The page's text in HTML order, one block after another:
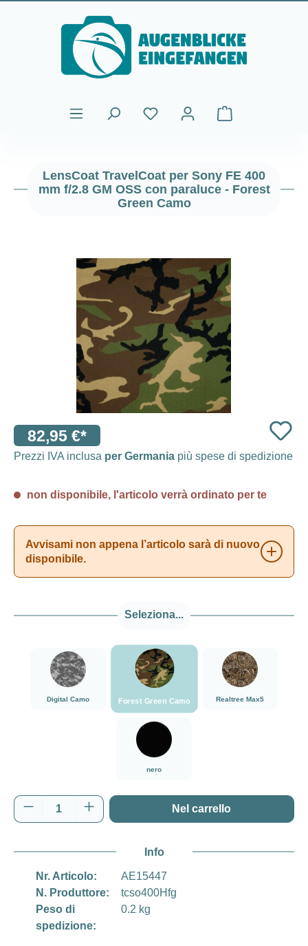
Passa al contenuto principale
Il carrello
LensCoat TravelCoat per Sony FE 400
mm f/2.8 GM OSS con paraluce - Forest
Green Camo
82,95 €*
Prezzi IVA inclusa per Germania più spese di spedizione
non disponibile, l'articolo verrà ordinato per te
Avvisami non appena l’articolo sarà di nuovo
disponibile.
Seleziona...
Digital Camo
###Digital Camo###LensCoat
Forest Green Camo
###Forest Green Camo###LensCoat
Realtree Max5
###Realtree
nero
nero
Quantità del prodotto: inserisci la quantità
Nel carrello
Info
Nr. Articolo:
AE15447
N. Produttore:
tcso400Hfg
Peso di
spedizione:
0.2 kg